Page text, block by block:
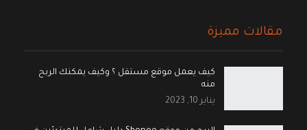
مقالات مميزة
كيف يعمل موقع مستقل ؟ وكيف يمكنك الربح
منه
يناير 10, 2023